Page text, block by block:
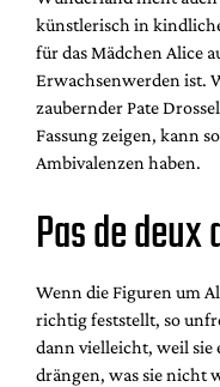
künstlerisch in
für das Mädchen Alice
Erwachsenwerden ist.
zaubernder Pate
Fassung zeigen, kann
Ambivalenzen haben.
Pas de
Wenn die Figuren um
richtig feststellt, so
dann vielleicht, weil sie
drängen, was sie nicht